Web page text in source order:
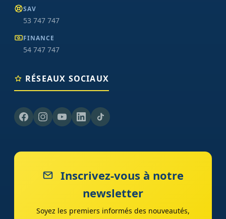
SAV
53 747 747
FINANCE
54 747 747
RÉSEAUX SOCIAUX
Inscrivez-vous à notre
newsletter
Soyez les premiers informés des nouveautés,